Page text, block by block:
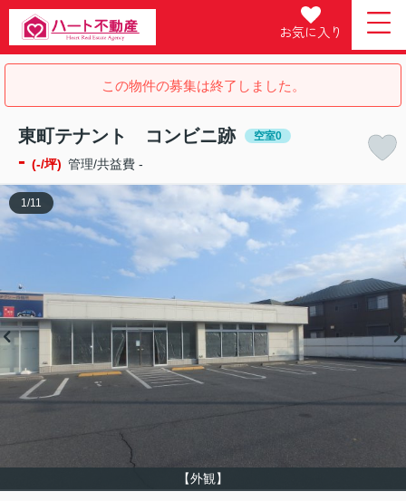
お気に入り
この物件の募集は終了しました。
東町テナント コンビニ跡 空室0
- (-/坪) 管理/共益費 -
【外観】
1 /11